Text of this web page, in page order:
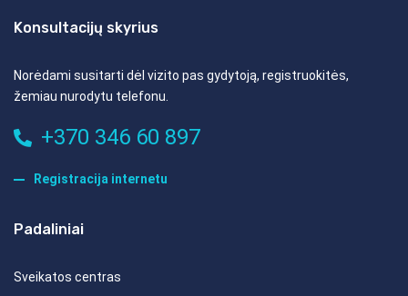
Konsultacijų skyrius
Norėdami susitarti dėl vizito pas gydytoją, registruokitės,
žemiau nurodytu telefonu.
+370 346 60 897
Registracija internetu
Padaliniai
Sveikatos centras